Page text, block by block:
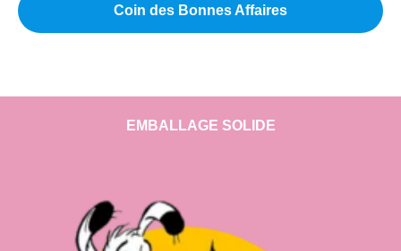
Coin des Bonnes Affaires
EMBALLAGE SOLIDE